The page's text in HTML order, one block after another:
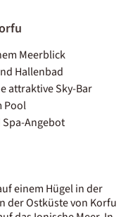
Meerblick
Hallenbad
attraktive Sky-Bar
Pool
Angebot
einem Hügel in der
der Ostküste von Korfu